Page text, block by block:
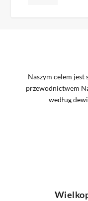
Naszym celem jest
przewodnictwem
według